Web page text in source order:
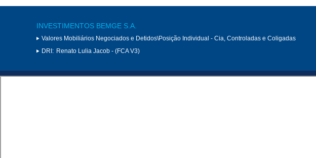
INVESTIMENTOS BEMGE S.A.
Valores Mobiliários Negociados e Detidos\Posição Individual - Cia, Controladas e Coligadas
DRI: Renato Lulia Jacob - (FCA V3)